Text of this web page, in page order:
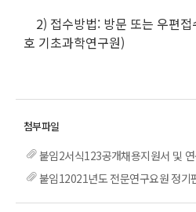
2) 접수방법: 방문 또는 우편
호 기초과학연구원)
붙임2서식123공개채용지원서 및
붙임12021년도 전문연구요원 정